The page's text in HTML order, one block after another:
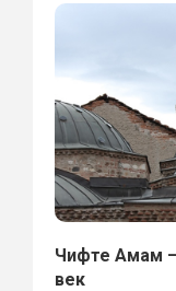
Чифте Амам –
век